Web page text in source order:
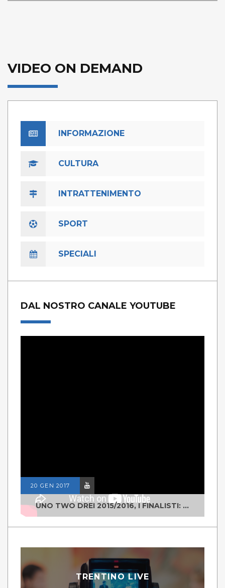
VIDEO ON DEMAND
INFORMAZIONE
CULTURA
INTRATTENIMENTO
SPORT
SPECIALI
DAL NOSTRO CANALE YOUTUBE
20 GEN 2017
UNO TWO DREI 2015/2016, I FINALISTI: CLASSE IV ALS ISTITUTO "DEGASPERI" BORGO VALSUGANA
TRENTINO LIVE